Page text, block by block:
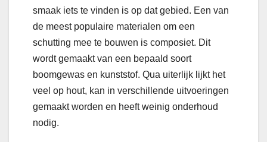
smaak iets te vinden is op dat gebied. Een van
de meest populaire materialen om een
schutting mee te bouwen is composiet. Dit
wordt gemaakt van een bepaald soort
boomgewas en kunststof. Qua uiterlijk lijkt het
veel op hout, kan in verschillende uitvoeringen
gemaakt worden en heeft weinig onderhoud
nodig.